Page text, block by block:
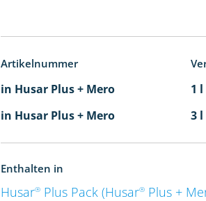
Artikelnummer
in Husar Plus + Mero
1
in Husar Plus + Mero
3
Enthalten in
Husar® Plus Pack (Husar® Plus +